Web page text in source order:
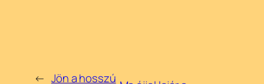
← Jön a hosszú